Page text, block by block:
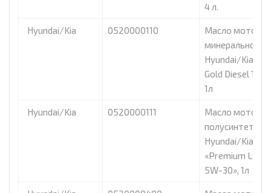
4 л.
Hyundai/Kia 0520000110
Масло
минеральное
Hyundai/Kia
Gold Diesel
1л
Hyundai/Kia 0520000111
Масло
Hyundai/Kia
«Premium LS
5W-30», 1л